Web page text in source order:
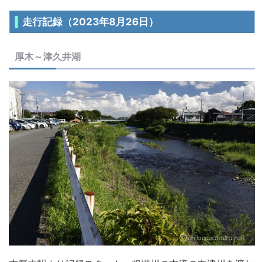
走行記録（2023年8月26日）
厚木～津久井湖